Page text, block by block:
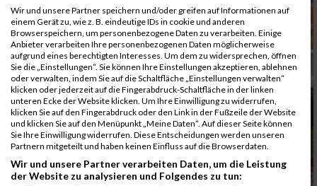
Wir und unsere Partner speichern und/oder greifen auf Informationen auf
einem Gerät zu, wie z. B. eindeutige IDs in cookie und anderen
Browserspeichern, um personenbezogene Daten zu verarbeiten. Einige
Anbieter verarbeiten Ihre personenbezogenen Daten möglicherweise
aufgrund eines berechtigten Interesses. Um dem zu widersprechen, öffnen
Sie die „Einstellungen“. Sie können Ihre Einstellungen akzeptieren, ablehnen
oder verwalten, indem Sie auf die Schaltfläche „Einstellungen verwalten“
klicken oder jederzeit auf die Fingerabdruck-Schaltfläche in der linken
unteren Ecke der Website klicken. Um Ihre Einwilligung zu widerrufen,
klicken Sie auf den Fingerabdruck oder den Link in der Fußzeile der Website
und klicken Sie auf den Menüpunkt „Meine Daten“. Auf dieser Seite können
Sie Ihre Einwilligung widerrufen. Diese Entscheidungen werden unseren
Partnern mitgeteilt und haben keinen Einfluss auf die Browserdaten.
Wir und unsere Partner verarbeiten Daten, um die Leistung
der Website zu analysieren und Folgendes zu tun: